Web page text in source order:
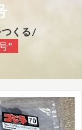
くる
"